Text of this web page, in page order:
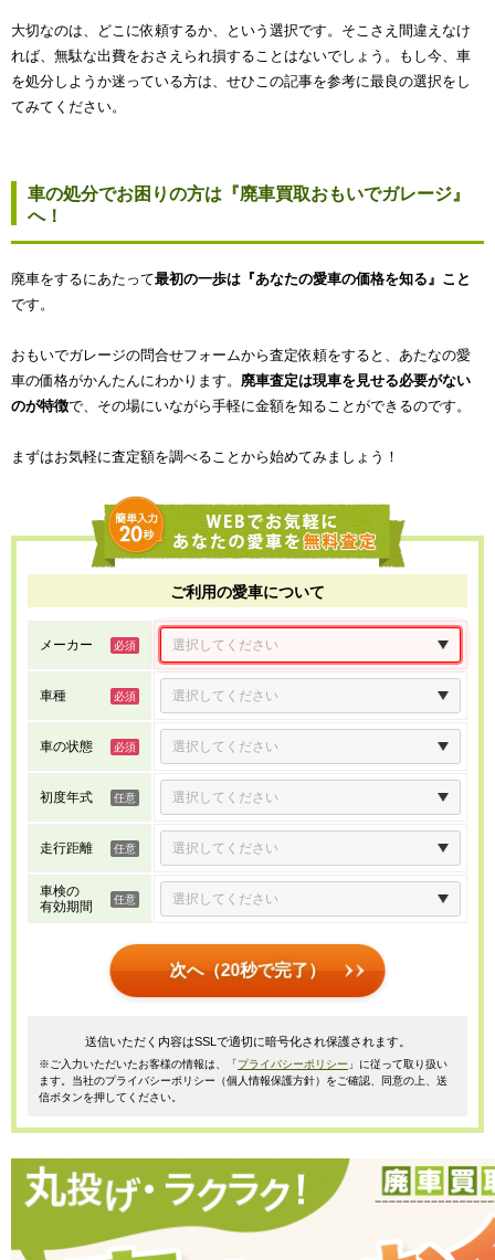
大切なのは、どこに依頼するか、という選択です。そこさえ間違えなけ
れば、無駄な出費をおさえられ損することはないでしょう。もし今、車
を処分しようか迷っている方は、せひこの記事を参考に最良の選択をし
てみてください。
車の処分でお困りの方は『廃車買取おもいでガレージ』
へ！
廃車をするにあたって最初の一歩は『あなたの愛車の価格を知る』こと
です。
おもいでガレージの問合せフォームから査定依頼をすると、あたなの愛
車の価格がかんたんにわかります。 廃車査定は現車を見せる必要がない
のが特徴で、その場にいながら手軽に金額を知ることができるのです。
まずはお気軽に査定額を調べることから始めてみましょう！
ご利用の愛車について
メーカー
車種
車の状態
初度年式
走行距離
車検の
有効期間
次へ（20秒で完了）
送信いただく内容はSSLで適切に暗号化され保護されます。
※ご入力いただいたお客様の情報は、「プライバシーポリシー 」に従って取り扱い
ます。当社のプライバシーポリシー（個人情報保護方針）をご確認、同意の上、送
信ボタンを押してください。